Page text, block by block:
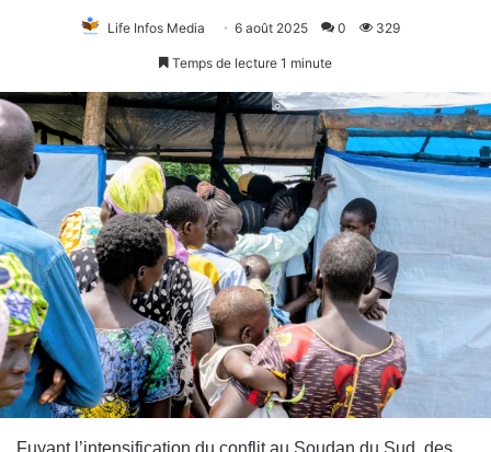
Life Infos Media 6 août 2025 0 329
Temps de lecture 1 minute